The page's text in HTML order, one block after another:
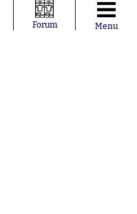
Forum Menu